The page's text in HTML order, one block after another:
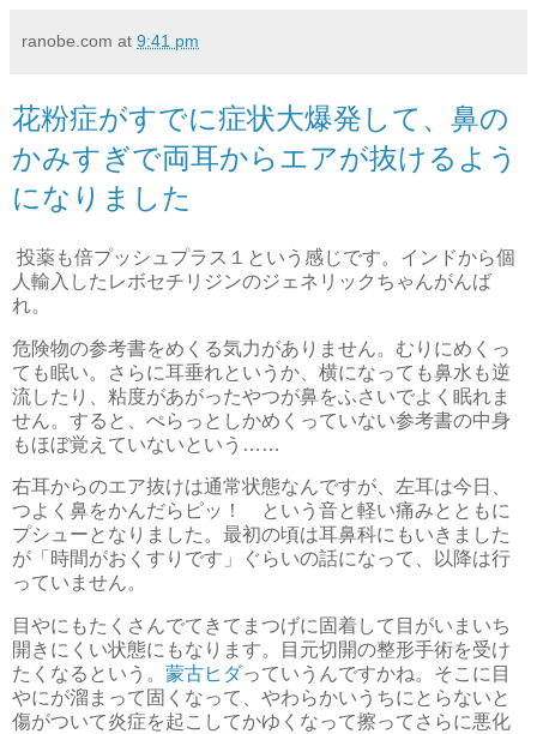
ranobe.com at 9:41 pm
花粉症がすでに症状大爆発して、鼻の
かみすぎで両耳からエアが抜けるよう
になりました
投薬も倍プッシュプラス１という感じです。インドから個
人輸入したレボセチリジンのジェネリックちゃんがんば
れ。
危険物の参考書をめくる気力がありません。むりにめくっ
ても眠い。さらに耳垂れというか、横になっても鼻水も逆
流したり、粘度があがったやつが鼻をふさいでよく眠れま
せん。すると、ぺらっとしかめくっていない参考書の中身
もほぼ覚えていないという……
右耳からのエア抜けは通常状態なんですが、左耳は今日、
つよく鼻をかんだらピッ！ という音と軽い痛みとともに
プシューとなりました。最初の頃は耳鼻科にもいきました
が「時間がおくすりです」ぐらいの話になって、以降は行
っていません。
目やにもたくさんでてきてまつげに固着して目がいまいち
開きにくい状態にもなります。目元切開の整形手術を受け
たくなるという。 蒙古ヒダっていうんですかね。そこに目
やにが溜まって固くなって、やわらかいうちにとらないと
傷がついて炎症を起こしてかゆくなって擦ってさらに悪化